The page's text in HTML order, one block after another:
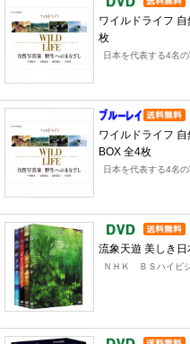
ワイルドライフ
枚
日本を代表する4名
ワイルドライフ
BOX 全4枚
日本を代表する4名
流象天遊 美しき
ＮＨＫ ＢＳハイビ